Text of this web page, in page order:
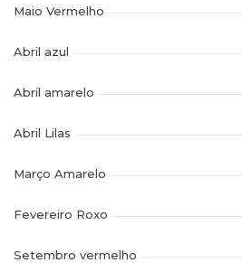
Maio Vermelho
Abril azul
Abril amarelo
Abril Lilas
Março Amarelo
Fevereiro Roxo
Setembro vermelho